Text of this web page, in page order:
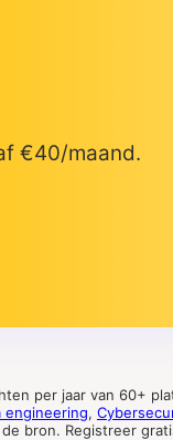
€40/maand.
per jaar van 60+
engineering,
bron. Registreer